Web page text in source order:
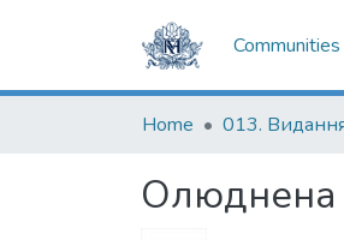
Home 013.
Олюднена